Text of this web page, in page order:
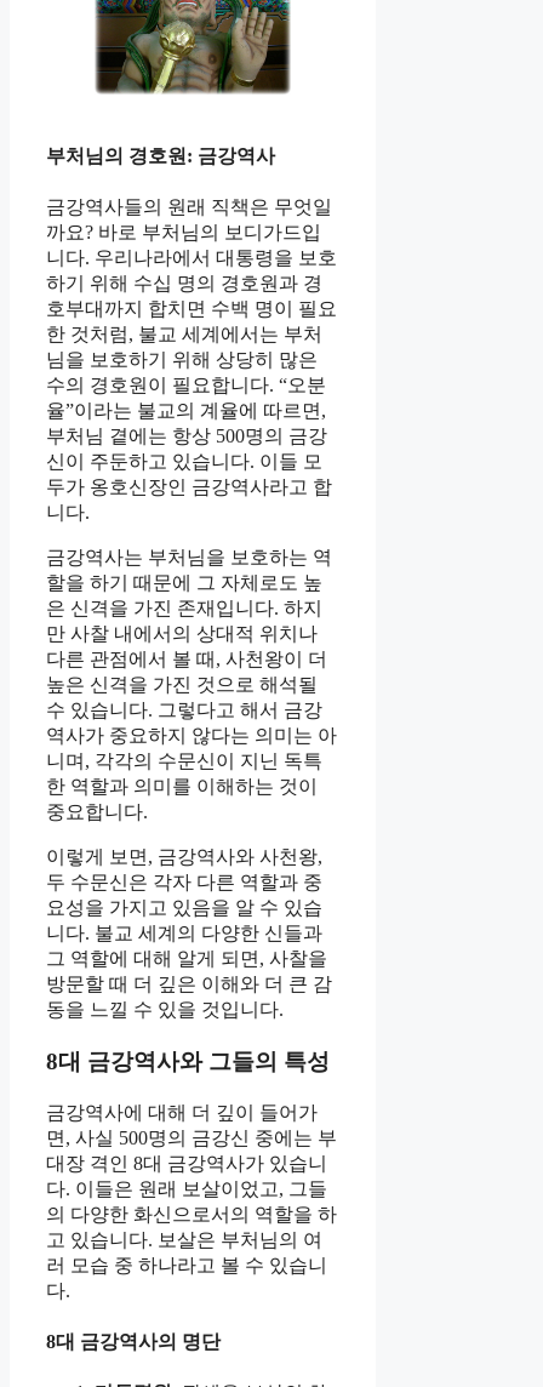
부처님의 경호원: 금강역사
금강역사들의 원래 직책은 무엇일
까요? 바로 부처님의 보디가드입
니다. 우리나라에서 대통령을 보호
하기 위해 수십 명의 경호원과 경
호부대까지 합치면 수백 명이 필요
한 것처럼, 불교 세계에서는 부처
님을 보호하기 위해 상당히 많은
수의 경호원이 필요합니다. “오분
율”이라는 불교의 계율에 따르면,
부처님 곁에는 항상 500명의 금강
신이 주둔하고 있습니다. 이들 모
두가 옹호신장인 금강역사라고 합
니다.
금강역사는 부처님을 보호하는 역
할을 하기 때문에 그 자체로도 높
은 신격을 가진 존재입니다. 하지
만 사찰 내에서의 상대적 위치나
다른 관점에서 볼 때, 사천왕이 더
높은 신격을 가진 것으로 해석될
수 있습니다. 그렇다고 해서 금강
역사가 중요하지 않다는 의미는 아
니며, 각각의 수문신이 지닌 독특
한 역할과 의미를 이해하는 것이
중요합니다.
이렇게 보면, 금강역사와 사천왕,
두 수문신은 각자 다른 역할과 중
요성을 가지고 있음을 알 수 있습
니다. 불교 세계의 다양한 신들과
그 역할에 대해 알게 되면, 사찰을
방문할 때 더 깊은 이해와 더 큰 감
동을 느낄 수 있을 것입니다.
8대 금강역사와 그들의 특성
금강역사에 대해 더 깊이 들어가
면, 사실 500명의 금강신 중에는 부
대장 격인 8대 금강역사가 있습니
다. 이들은 원래 보살이었고, 그들
의 다양한 화신으로서의 역할을 하
고 있습니다. 보살은 부처님의 여
러 모습 중 하나라고 볼 수 있습니
다.
8대 금강역사의 명단